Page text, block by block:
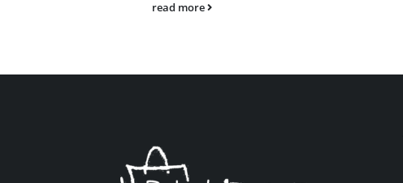
read more